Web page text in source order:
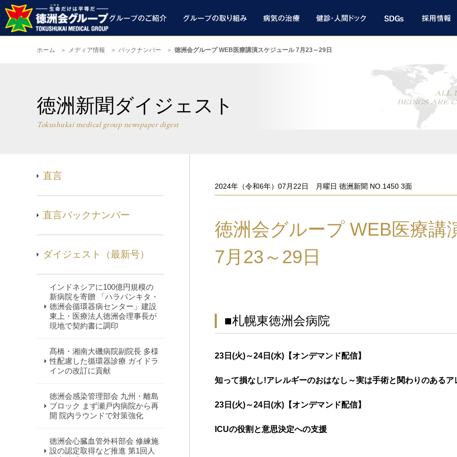
ホーム メディア情報 バックナンバー 徳洲会グループ WEB医療講演スケジュール 7月23～29日
徳洲新聞ダイジェスト
Tokushukai medical group newspaper digest
直言
直言バックナンバー
ダイジェスト（最新号）
インドネシアに100億円規模の
新病院を寄贈 「ハラパンキタ・
徳洲会循環器病センター」建設
東上・医療法人徳洲会理事長が
現地で契約書に調印
髙橋・湘南大磯病院副院長 多様
性配慮した循環器診療 ガイドラ
インの改訂に貢献
徳洲会感染管理部会 九州・離島
ブロック まず瀬戸内病院から再
開 院内ラウンドで対策強化
徳洲会心臓血管外科部会 修練施
設の認定取得など推進 第1回人
2024年（令和6年）07月22日 月曜日 徳洲新聞 NO.1450 3面
徳洲会グループ WEB医療講
7月23～29日
■札幌東徳洲会病院
23日(火)～24日(水)【オンデマンド配信】
知って損なし!アレルギーのおはなし～実は手術と関わりのあるア
23日(火)～24日(水)【オンデマンド配信】
ICUの役割と意思決定への支援